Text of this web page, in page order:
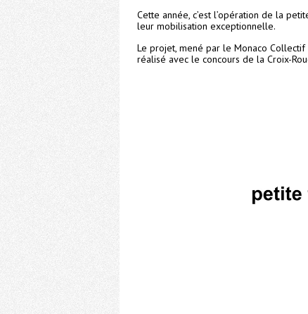
Cette année, c’est l’opération de la
leur mobilisation exceptionnelle.
Le projet, mené par le Monaco
réalisé avec le concours de la Croix-